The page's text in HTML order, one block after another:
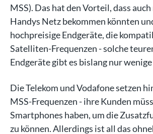
MSS). Das hat den Vorteil, dass
Handys Netz bekommen könnten
hochpreisige Endgeräte, die
Satelliten-Frequenzen - solche
Endgeräte gibt es bislang nur
Die Telekom und Vodafone setzen
MSS-Frequenzen - ihre Kunden
Smartphones haben, um die
zu können. Allerdings ist all das